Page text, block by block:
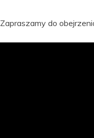
Zapraszamy do